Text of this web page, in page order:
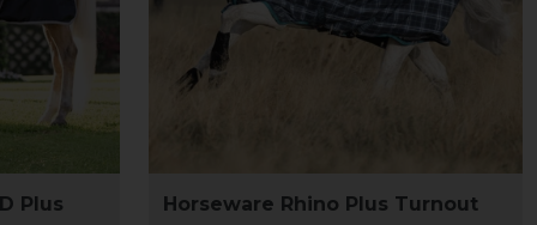
Plus
Horseware Rhino Plus Turnout